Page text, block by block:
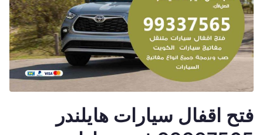
فتح اقفال سيارات هايلندر